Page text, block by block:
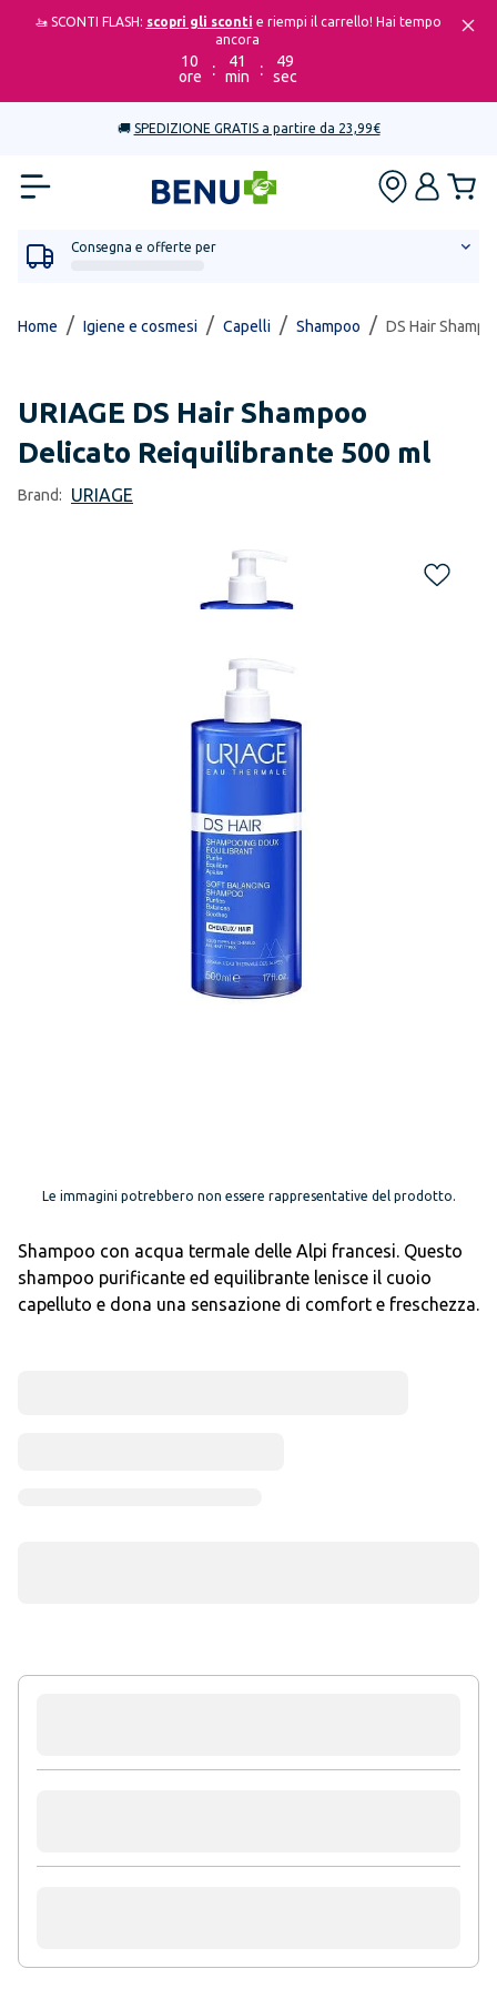
🚤 SCONTI FLASH: scopri gli sconti e riempi il carrello! Hai tempo
ancora
10
ore
:
41
min
:
49
sec
🚚 SPEDIZIONE GRATIS a partire da 23,99€
Consegna e offerte per
Home / Igiene e cosmesi / Capelli / Shampoo / DS Hair
URIAGE DS Hair Shampoo
Delicato Reiquilibrante 500 ml
Brand: URIAGE
Le immagini potrebbero non essere rappresentative del prodotto.
Shampoo con acqua termale delle Alpi francesi. Questo
shampoo purificante ed equilibrante lenisce il cuoio
capelluto e dona una sensazione di comfort e freschezza.